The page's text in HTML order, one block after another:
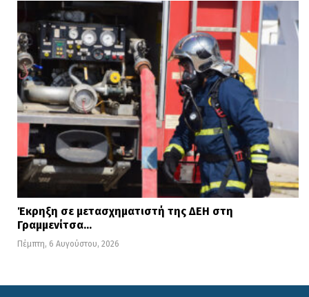
Έκρηξη σε μετασχηματιστή της ΔΕΗ στη
Γραμμενίτσα…
Πέμπτη, 6 Αυγούστου, 2026